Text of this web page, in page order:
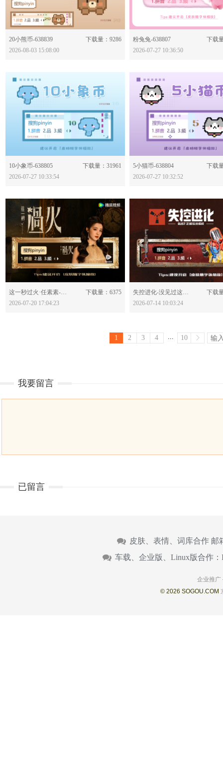
分享：
20小熊币-638839
下载量：9286
2026-08-03 15:08:00
粉兔兔-638807
下载
2026-07-27 10:36:50
分享：
10小象币-638805
下载量：31961
2026-07-27 10:33:54
分享：
5小猫币-638804
下载
2026-07-27 10:32:52
分享：
这一秒过火·任素素-638780
下载量：6375
2026-07-20 17:04:23
分享：
失控进化-没见过这么野的输入法皮肤-638750
下载
2026-07-14 10:03:24
1 2 3 4 ... 10
我要留言
已留言
皮肤、表情、词库合作 邮
车载、企业版、Linux版合作：
企业推广
© 2026 SOGOU.COM